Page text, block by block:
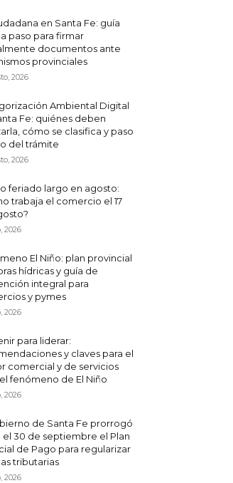
en Santa Fe: guía
paso para firmar
documentos ante
provinciales
2026
Ambiental Digital
Fe: quiénes deben
cómo se clasifica y paso
del trámite
2026
feriado largo en agosto:
trabaja el comercio el 17
2026
El Niño: plan provincial
hídricas y guía de
integral para
y pymes
2026
para liderar:
y claves para el
comercial y de servicios
fenómeno de El Niño
2026
de Santa Fe prorrogó
el 30 de septiembre el Plan
de Pago para regularizar
tributarias
2026